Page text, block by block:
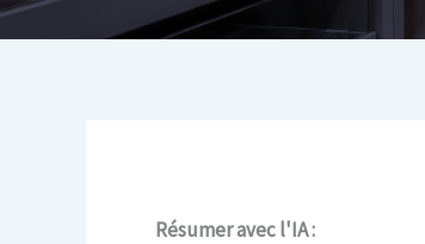
Résumer avec l'IA :